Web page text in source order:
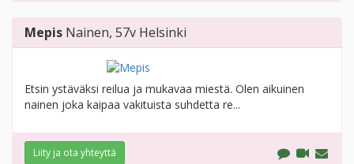
Mepis Nainen, 57v Helsinki
Etsin ystäväksi reilua ja mukavaa miestä. Olen aikuinen
nainen joka kaipaa vakituista suhdetta re...
Liity ja ota yhteyttä